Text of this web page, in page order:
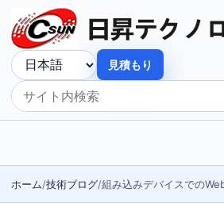
見積もり
ホーム 技術ブログ 組み込みデバイスでの